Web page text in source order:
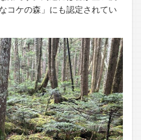
コケの森」にも認定されてい